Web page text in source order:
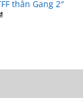
thân Gang 2″